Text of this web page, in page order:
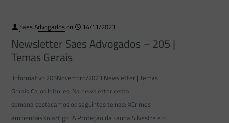
Saes Advogadoson 14/11/2023
Newsletter Saes Advogados – 205 |
Temas Gerais
Informativo 205Novembro/2023 Newsletter | Temas
Gerais Caros leitores, Na newsletter desta
semana destacamos os seguintes temas: #Crimes
ambientaisNo artigo “A Proteção da Fauna Silvestre e o